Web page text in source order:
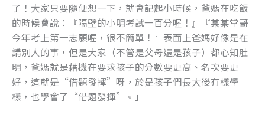
了！大家只要隨便想一下，就會記起小時候，爸媽在吃飯
的時候會說：『隔壁的小明考試一百分喔！』『某某堂哥
今年考上第一志願喔，很不簡單！』表面上爸媽好像是在
講別人的事，但是大家（不管是父母還是孩子）都心知肚
明，爸媽就是藉機在要求孩子的分數要更高、名次要更
好，這就是“借題發揮”呀，於是孩子們長大後有樣學
樣，也學會了“借題發揮”。」